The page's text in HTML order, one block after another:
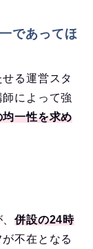
であってほ
る運営スタ
によって強
一性を求め
、併設の24時
不在となる